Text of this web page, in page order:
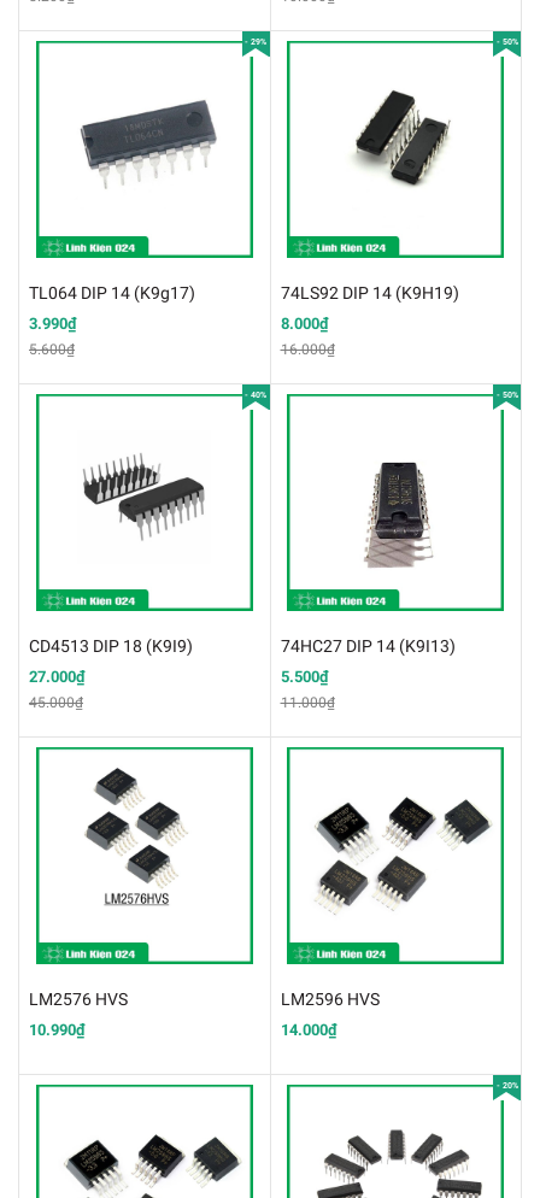
- 29%
TL064 DIP 14 (K9g17)
3.990₫
5.600₫
- 50%
74LS92 DIP 14 (K9H19)
8.000₫
16.000₫
- 40%
CD4513 DIP 18 (K9I9)
27.000₫
45.000₫
- 50%
74HC27 DIP 14 (K9I13)
5.500₫
11.000₫
LM2576 HVS
10.990₫
LM2596 HVS
14.000₫
- 20%